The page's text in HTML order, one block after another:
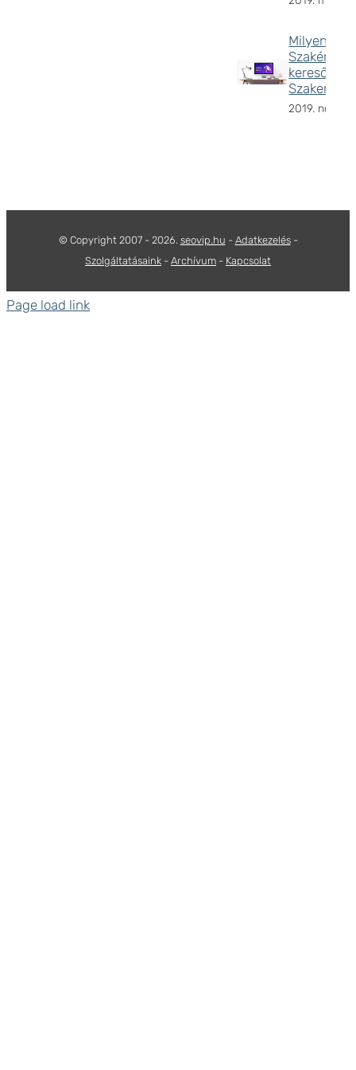
Milyen a
Szakértő,
2019.
© Copyright 2007 - 2026. seovip.hu - Adatkezelés-
Szolgáltatásaink - Archívum - Kapcsolat
Page load link